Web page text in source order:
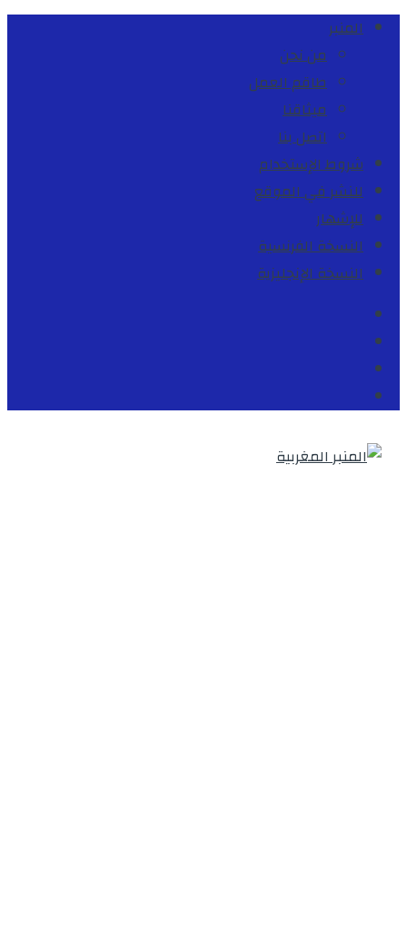
المنبر
من نحن
طاقم العمل
ميثاقنا
اتصل بنا
شروط الإستخدام
للنشر في الموقع
للإشهار
النسخة الفرنسية
النسخة الإنجليزية